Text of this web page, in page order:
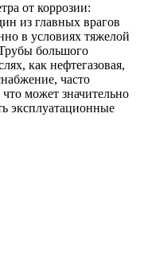
от коррозии:
из главных врагов
в условиях тяжелой
большого
как нефтегазовая,
часто
может значительно
эксплуатационные